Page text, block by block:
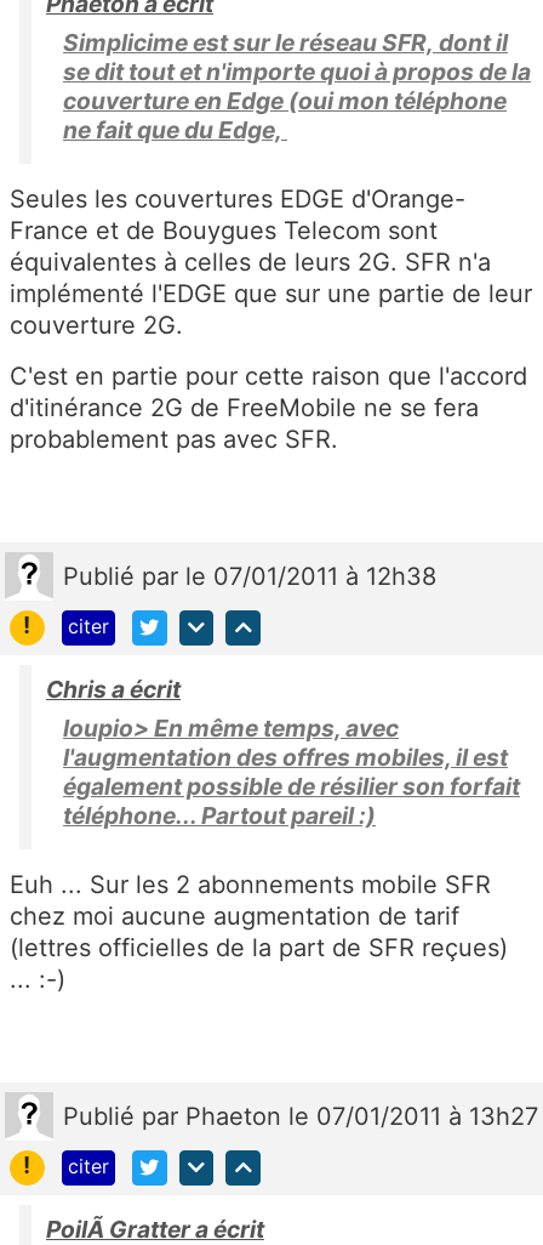
Simplicime est sur le réseau SFR, dont il
se dit tout et n'importe quoi à propos de la
couverture en Edge (oui mon téléphone
ne fait que du Edge,
Seules les couvertures EDGE d'Orange-
France et de Bouygues Telecom sont
équivalentes à celles de leurs 2G. SFR n'a
implémenté l'EDGE que sur une partie de leur
couverture 2G.
C'est en partie pour cette raison que l'accord
d'itinérance 2G de FreeMobile ne se fera
probablement pas avec SFR.
Publié par le 07/01/2011 à 12h38
!
citer
Chris a écrit
loupio> En même temps, avec
l'augmentation des offres mobiles, il est
également possible de résilier son forfait
téléphone... Partout pareil :)
Euh ... Sur les 2 abonnements mobile SFR
chez moi aucune augmentation de tarif
(lettres officielles de la part de SFR reçues)
... :-)
Publié par Phaeton le 07/01/2011 à 13h27
!
citer
PoilÃ Gratter a écrit